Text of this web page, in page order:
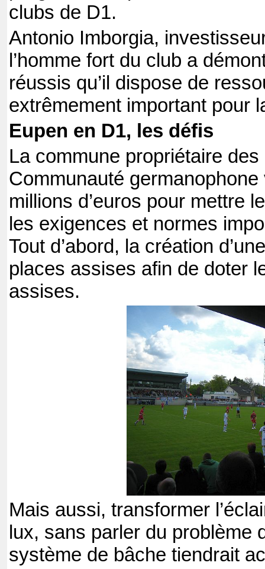
clubs de D1.
Antonio Imborgia,
l’homme fort du club a
réussis qu’il dispose de
extrêmement important pour
Eupen en D1, les défis
La commune propriétaire
Communauté
millions d’euros pour mettre
les exigences et normes
Tout d’abord, la création
places assises afin de doter
assises.
Mais aussi, transformer
lux, sans parler du problème
système de bâche tiendrait